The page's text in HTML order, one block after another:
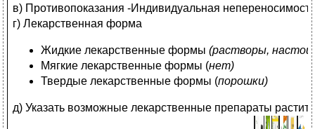
в) Противопоказания -Индивидуальная
г) Лекарственная форма
Жидкие лекарственные формы (растворы,
Мягкие лекарственные формы (нет)
Твердые лекарственные формы (порошки)
д) Указать возможные лекарственные препараты